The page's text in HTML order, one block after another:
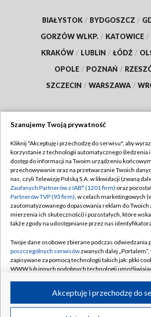
BIAŁYSTOK / BYDGOSZCZ /
GORZÓW WLKP. / KATOWICE /
KRAKÓW / LUBLIN / ŁÓDŹ /
OPOLE / POZNAŃ /
SZCZECIN / WARSZAWA /
TVP
Abonament TVP
Emisja w TVP
Centrum informacji TVP
Naziemna Telewizja Cyfrowa
Rada Programowa
System NOS
Informacje o nadawcy
Program dla prasy
Regulamin TVP
Polityka prywatności
Moje zgody
Pomoc
Kontakt
Kanały
©2026 Telewizja Polska S.A. w
Szanujemy Twoją prywatność
Kliknij "Akceptuję i przechodzę do serwisu", aby
korzystanie z technologii automatycznego śledzenia
dostęp do informacji na Twoim urządzeniu
przechowywanie oraz na przetwarzanie Twoich
nas, czyli Telewizję Polską S.A. w likwidacji (zwaną
Zaufanych Partnerów z IAB* (1201 firm) oraz
Partnerów TVP (93 firm), w celach marketingowych
zautomatyzowanego dopasowania reklam do
mierzenia ich skuteczności) i pozostałych, które
także zgody na udostępnianie przez nas
Twoje dane osobowe zbierane podczas odwiedzania
poszczególnych serwisówzwanych dalej
zapisywane za pomocą technologii takich jak: pliki
WWW lub innych podobnych technologii
ruchu w Internecie.
Twoje dane osobowe zbierane podczas odwiedzania
Akceptuję i przechodzę do